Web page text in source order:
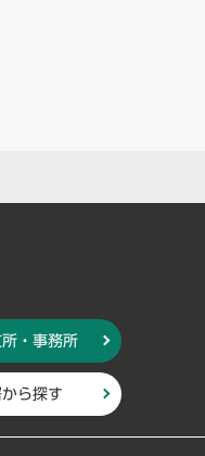
・事務所
ら探す